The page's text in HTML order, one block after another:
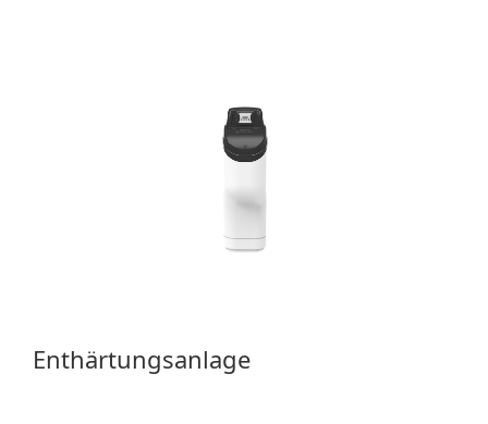
Enthärtungsanlage